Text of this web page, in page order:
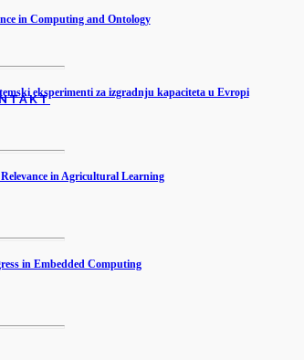
in Computing and Ontology
eksperimenti za izgradnju kapaciteta u Evropi
in Agricultural Learning
in Embedded Computing